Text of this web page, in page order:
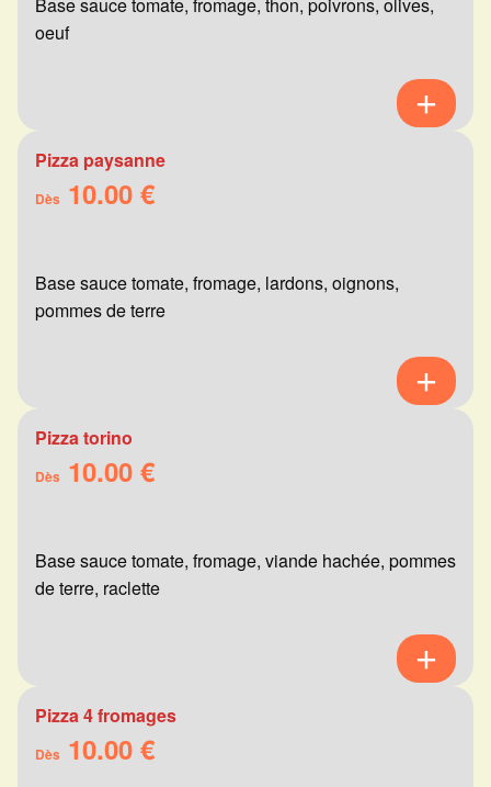
Base sauce tomate, fromage, thon, poivrons, olives,
oeuf
Pizza paysanne
Dès 10.00 €
Base sauce tomate, fromage, lardons, oignons,
pommes de terre
Pizza torino
Dès 10.00 €
Base sauce tomate, fromage, viande hachée, pommes
de terre, raclette
Pizza 4 fromages
Dès 10.00 €